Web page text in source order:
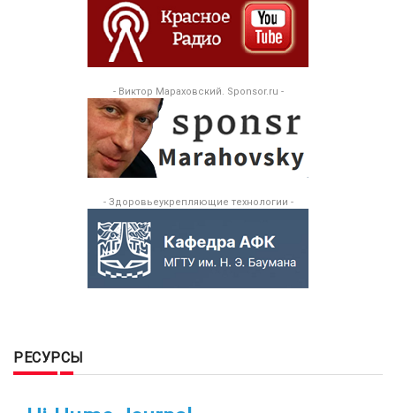
- Виктор Мараховский. Sponsor.ru -
- Здоровьеукрепляющие технологии -
РЕСУРСЫ